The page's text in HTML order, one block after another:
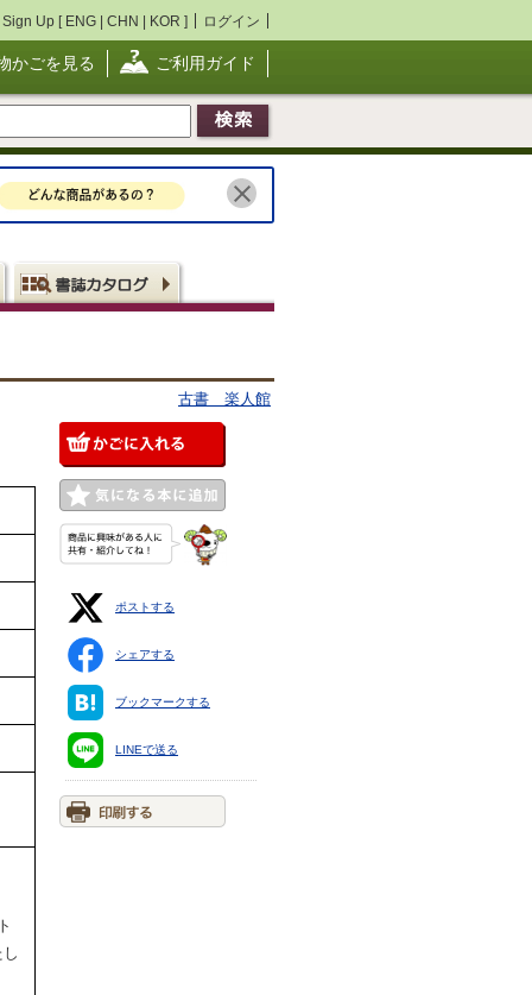
Sign Up [ ENG | CHN | KOR ] ログイン
かごを見る ご利用ガイド
古書 楽人館
ポストする
シェアする
ブックマークする
LINEで送る